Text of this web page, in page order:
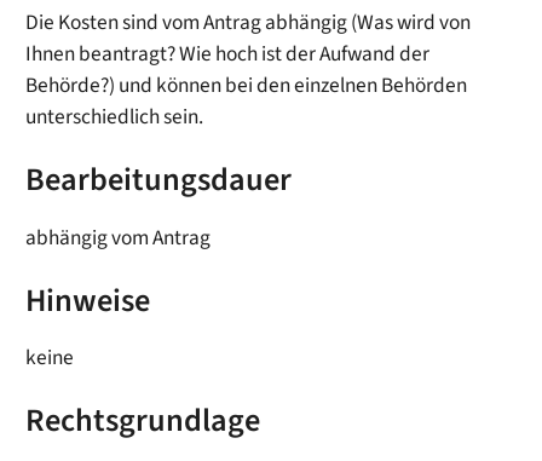
Die Kosten sind vom Antrag abhängig (Was wird von
Ihnen beantragt? Wie hoch ist der Aufwand der
Behörde?) und können bei den einzelnen Behörden
unterschiedlich sein.
Bearbeitungsdauer
abhängig vom Antrag
Hinweise
keine
Rechtsgrundlage